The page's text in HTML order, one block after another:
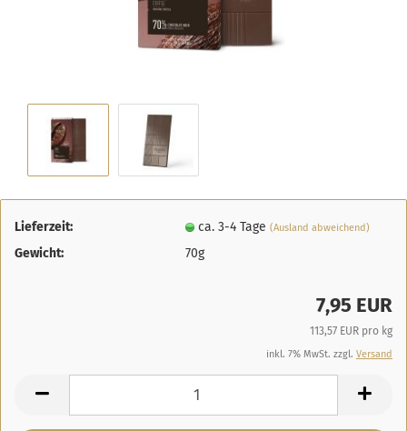
Lieferzeit: ca. 3-4 Tage(Ausland abweichend)
Gewicht: 70g
7,95 EUR
113,57 EUR pro kg
inkl. 7% MwSt. zzgl. Versand